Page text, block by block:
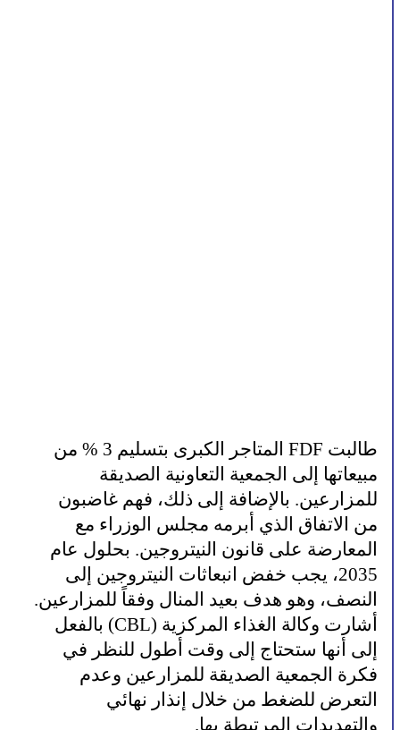
طالبت FDF المتاجر الكبرى بتسليم 3 % من
مبيعاتها إلى الجمعية التعاونية الصديقة
للمزارعين. بالإضافة إلى ذلك، فهم غاضبون
من الاتفاق الذي أبرمه مجلس الوزراء مع
المعارضة على قانون النيتروجين. بحلول عام
2035، يجب خفض انبعاثات النيتروجين إلى
النصف، وهو هدف بعيد المنال وفقاً للمزارعين.
أشارت وكالة الغذاء المركزية (CBL) بالفعل
إلى أنها ستحتاج إلى وقت أطول للنظر في
فكرة الجمعية الصديقة للمزارعين وعدم
التعرض للضغط من خلال إنذار نهائي
والتهديدات المرتبطة بها.